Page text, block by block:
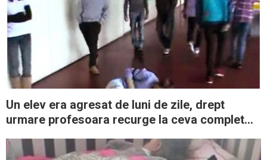
Un elev era agresat de luni de zile, drept
urmare profesoara recurge la ceva complet